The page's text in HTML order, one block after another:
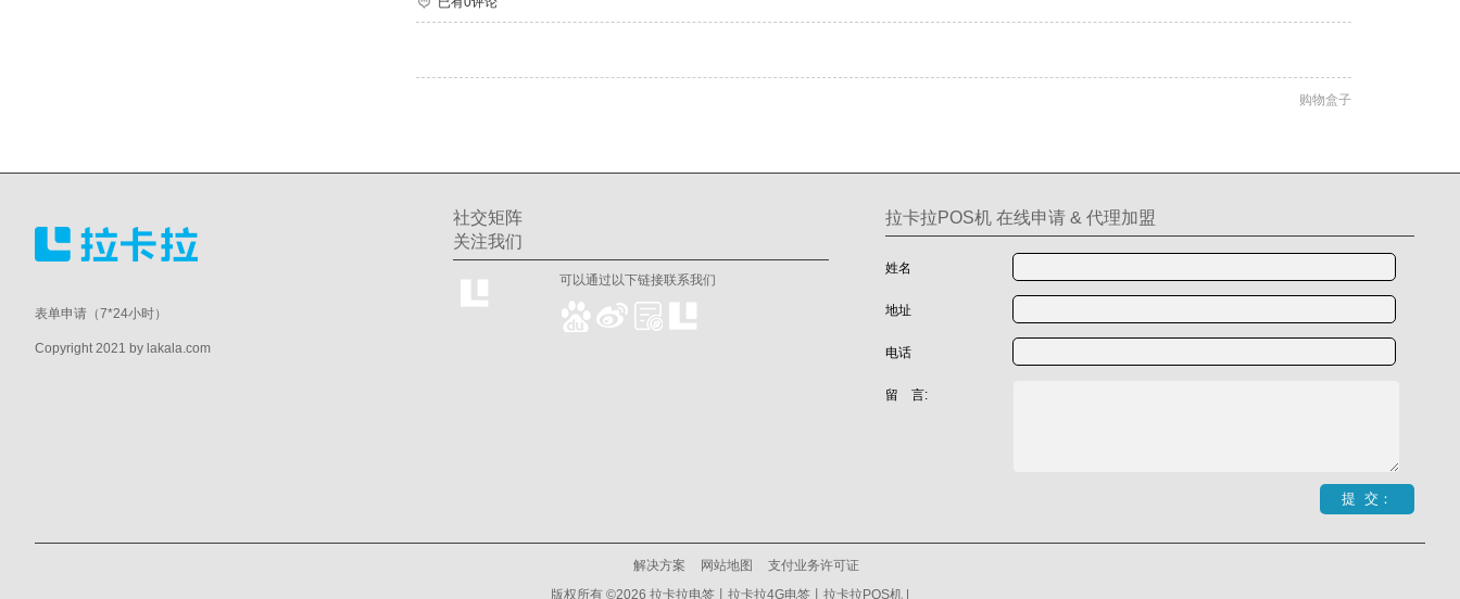
购物盒子
表单申请（7*24小时）
Copyright 2021 by lakala.com
社交矩阵
关注我们
可以通过以下链接联系我们
拉卡拉POS机 在线申请 & 代理加盟
姓名
地址
电话
留 言:
解决方案 网站地图
支付业务许可证
版权所有 ©2026 拉卡拉电签丨拉卡拉4G电签丨拉卡拉POS机 |